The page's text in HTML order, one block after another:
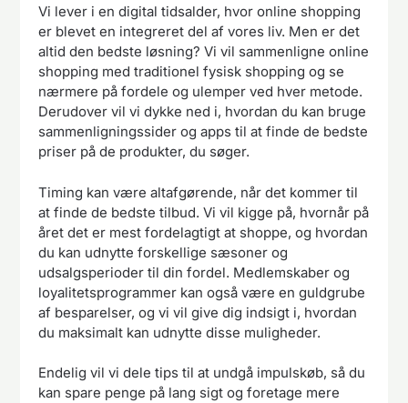
Vi lever i en digital tidsalder, hvor online shopping
er blevet en integreret del af vores liv. Men er det
altid den bedste løsning? Vi vil sammenligne online
shopping med traditionel fysisk shopping og se
nærmere på fordele og ulemper ved hver metode.
Derudover vil vi dykke ned i, hvordan du kan bruge
sammenligningssider og apps til at finde de bedste
priser på de produkter, du søger.
Timing kan være altafgørende, når det kommer til
at finde de bedste tilbud. Vi vil kigge på, hvornår på
året det er mest fordelagtigt at shoppe, og hvordan
du kan udnytte forskellige sæsoner og
udsalgsperioder til din fordel. Medlemskaber og
loyalitetsprogrammer kan også være en guldgrube
af besparelser, og vi vil give dig indsigt i, hvordan
du maksimalt kan udnytte disse muligheder.
Endelig vil vi dele tips til at undgå impulskøb, så du
kan spare penge på lang sigt og foretage mere